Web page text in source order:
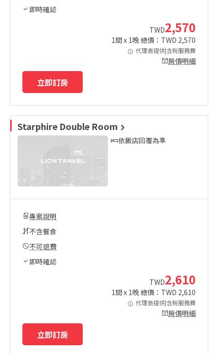
即時確認
TWD2,570
1間 x 1晚 總價：TWD 2,570
代理商提供|含稅服務費
房價明細
立即訂房
Starphire Double Room
依飯店回覆為準
專案說明
不含餐食
不可退費
即時確認
TWD2,610
1間 x 1晚 總價：TWD 2,610
代理商提供|含稅服務費
房價明細
立即訂房